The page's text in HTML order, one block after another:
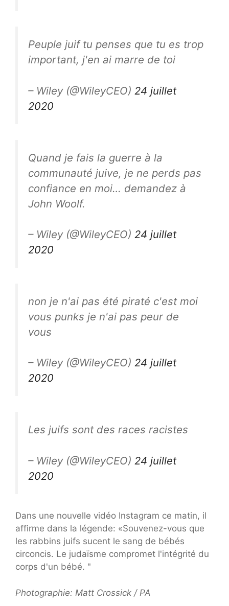
Peuple juif tu penses que tu es trop
important, j'en ai marre de toi
– Wiley (@WileyCEO) 24 juillet
2020
Quand je fais la guerre à la
communauté juive, je ne perds pas
confiance en moi… demandez à
John Woolf.
– Wiley (@WileyCEO) 24 juillet
2020
non je n'ai pas été piraté c'est moi
vous punks je n'ai pas peur de
vous
– Wiley (@WileyCEO) 24 juillet
2020
Les juifs sont des races racistes
– Wiley (@WileyCEO) 24 juillet
2020
Dans une nouvelle vidéo Instagram ce matin, il
affirme dans la légende: «Souvenez-vous que
les rabbins juifs sucent le sang de bébés
circoncis. Le judaïsme compromet l'intégrité du
corps d'un bébé. "
Photographie: Matt Crossick / PA